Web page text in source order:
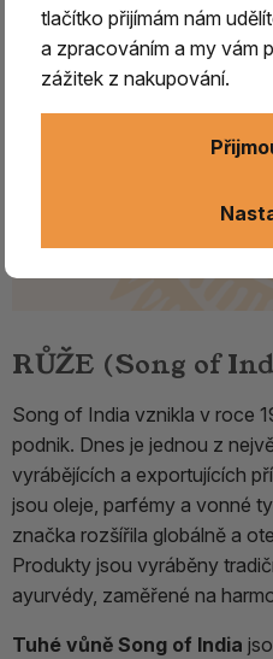
RŮŽE (Song of
Song of India vznikla v roce
podnik. Dnes je jednou z
vyrábějících a exportujících
jsou oleje, parfémy a vonné
značka rozšířila globálně a
Produkty jsou vyráběny
ayurvédy, zaměřené na
Tuhé vůně Song of India
tlačítko přijímám nám
a zpracováním a my vám
zážitek z nakupování.